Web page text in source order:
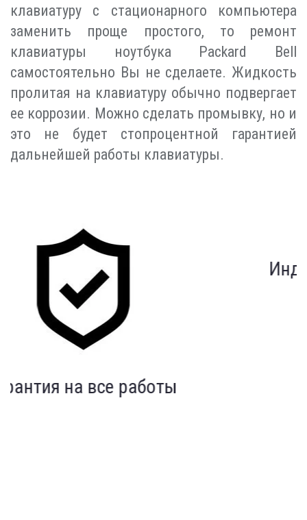
клавиатуру с стационарного компьютера
заменить проще простого, то ремонт
клавиатуры ноутбука Packard Bell
самостоятельно Вы не сделаете. Жидкость
пролитая на клавиатуру обычно подвергает
ее коррозии. Можно сделать промывку, но и
это не будет стопроцентной гарантией
дальнейшей работы клавиатуры.
Индивидуальный подход